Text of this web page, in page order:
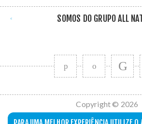
SOMOS DO GRUPO ALL
Copyright © 2026
All Nations. Todos